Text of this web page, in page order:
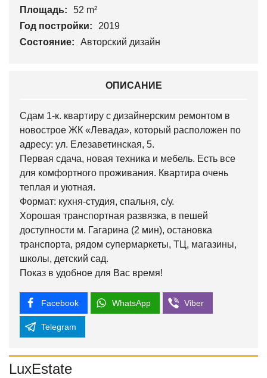
Площадь:
52 m²
Год постройки:
2019
Состояние:
Авторский дизайн
ОПИСАНИЕ
Сдам 1-к. квартиру с дизайнерским ремонтом в
новострое ЖК «Левада», который расположен по
адресу: ул. Елезаветинская, 5.
Первая сдача, новая техника и мебель. Есть все
для комфортного проживания. Квартира очень
теплая и уютная.
Формат: кухня-студия, спальня, с/у.
Хорошая транспортная развязка, в пешей
доступности м. Гагарина (2 мин), остановка
транспорта, рядом супермаркеты, ТЦ, магазины,
школы, детский сад.
Показ в удобное для Вас время!
Facebook WhatsApp Viber
Telegram
LuxEstate